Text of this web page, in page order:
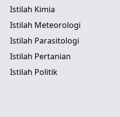
Istilah Kimia
Istilah Meteorologi
Istilah Parasitologi
Istilah Pertanian
Istilah Politik